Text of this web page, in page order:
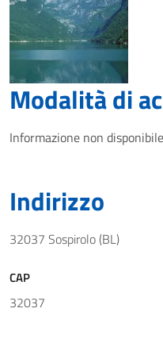
Modalità di
Informazione non disponibile
Indirizzo
32037 Sospirolo (BL)
CAP
32037